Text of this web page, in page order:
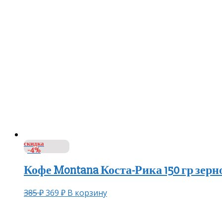
скидка
-4%
Кофе Montana Коста-Рика 150 гр
385₽369 ₽ В корзину